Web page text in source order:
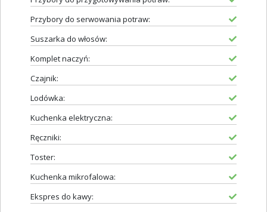
Przybory do serwowania potraw:
Suszarka do włosów:
Komplet naczyń:
Czajnik:
Lodówka:
Kuchenka elektryczna:
Ręczniki:
Toster:
Kuchenka mikrofalowa:
Ekspres do kawy: